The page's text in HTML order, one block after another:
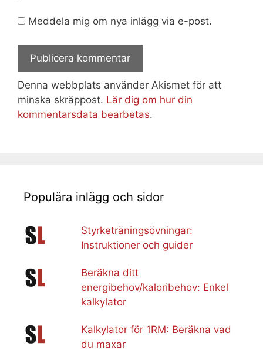
Meddela mig om nya inlägg via e-post.
Denna webbplats använder Akismet för att
minska skräppost. Lär dig om hur din
kommentarsdata bearbetas.
Populära inlägg och sidor
Styrketräningsövningar:
Instruktioner och guider
Beräkna ditt
energibehov/kaloribehov: Enkel
kalkylator
Kalkylator för 1RM: Beräkna vad
du maxar